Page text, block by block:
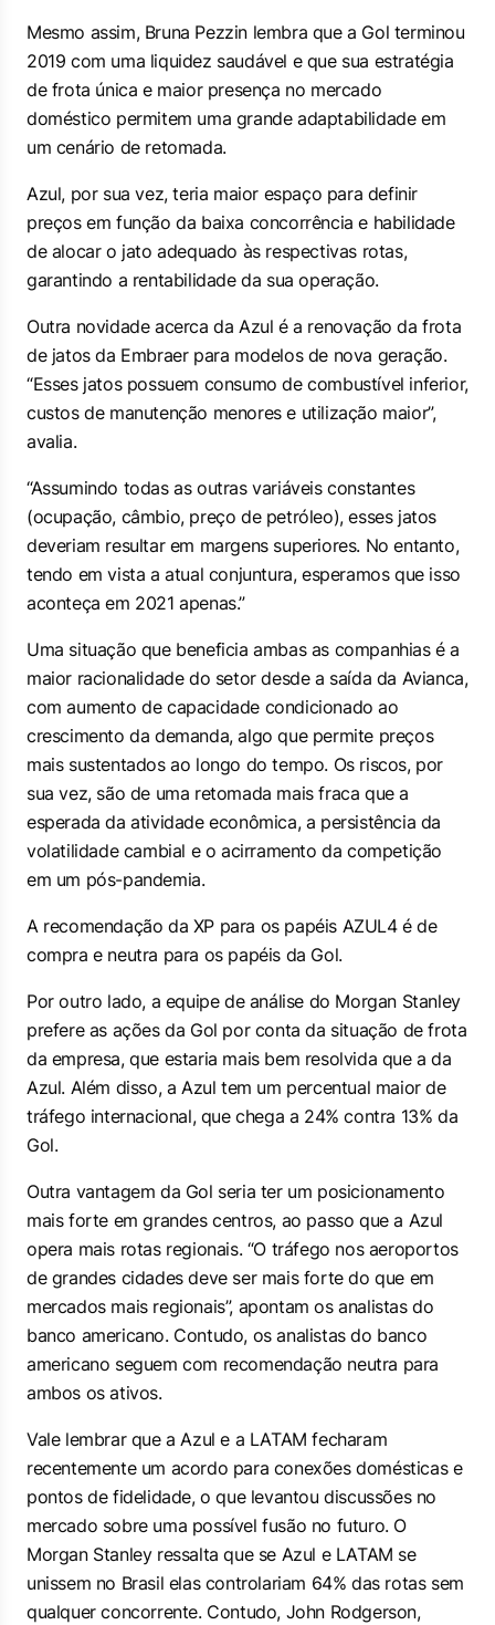
Mesmo assim, Bruna Pezzin lembra que a Gol terminou
2019 com uma liquidez saudável e que sua estratégia
de frota única e maior presença no mercado
doméstico permitem uma grande adaptabilidade em
um cenário de retomada.
Azul, por sua vez, teria maior espaço para definir
preços em função da baixa concorrência e habilidade
de alocar o jato adequado às respectivas rotas,
garantindo a rentabilidade da sua operação.
Outra novidade acerca da Azul é a renovação da frota
de jatos da Embraer para modelos de nova geração.
“Esses jatos possuem consumo de combustível inferior,
custos de manutenção menores e utilização maior”,
avalia.
“Assumindo todas as outras variáveis constantes
(ocupação, câmbio, preço de petróleo), esses jatos
deveriam resultar em margens superiores. No entanto,
tendo em vista a atual conjuntura, esperamos que isso
aconteça em 2021 apenas.”
Uma situação que beneficia ambas as companhias é a
maior racionalidade do setor desde a saída da Avianca,
com aumento de capacidade condicionado ao
crescimento da demanda, algo que permite preços
mais sustentados ao longo do tempo. Os riscos, por
sua vez, são de uma retomada mais fraca que a
esperada da atividade econômica, a persistência da
volatilidade cambial e o acirramento da competição
em um pós-pandemia.
A recomendação da XP para os papéis AZUL4 é de
compra e neutra para os papéis da Gol.
Por outro lado, a equipe de análise do Morgan Stanley
prefere as ações da Gol por conta da situação de frota
da empresa, que estaria mais bem resolvida que a da
Azul. Além disso, a Azul tem um percentual maior de
tráfego internacional, que chega a 24% contra 13% da
Gol.
Outra vantagem da Gol seria ter um posicionamento
mais forte em grandes centros, ao passo que a Azul
opera mais rotas regionais. “O tráfego nos aeroportos
de grandes cidades deve ser mais forte do que em
mercados mais regionais”, apontam os analistas do
banco americano. Contudo, os analistas do banco
americano seguem com recomendação neutra para
ambos os ativos.
Vale lembrar que a Azul e a LATAM fecharam
recentemente um acordo para conexões domésticas e
pontos de fidelidade, o que levantou discussões no
mercado sobre uma possível fusão no futuro. O
Morgan Stanley ressalta que se Azul e LATAM se
unissem no Brasil elas controlariam 64% das rotas sem
qualquer concorrente. Contudo, John Rodgerson,